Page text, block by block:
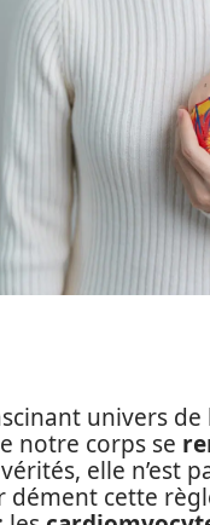
univers
notre corps se
elle n’est
dément cette